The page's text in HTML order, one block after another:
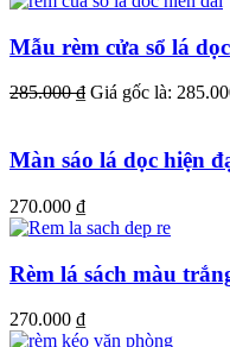
Mẫu rèm cửa sổ lá
285.000₫ Giá gốc là:
Màn sáo lá dọc hiện
270.000 ₫
Rèm lá sách màu
270.000 ₫